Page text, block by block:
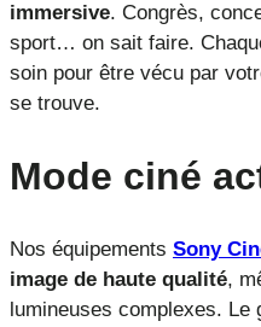
immersive. Congrès,
sport… on sait faire.
soin pour être vécu par
se trouve.
Mode ciné
Nos équipements Sony
image de haute qualité,
lumineuses complexes. Le